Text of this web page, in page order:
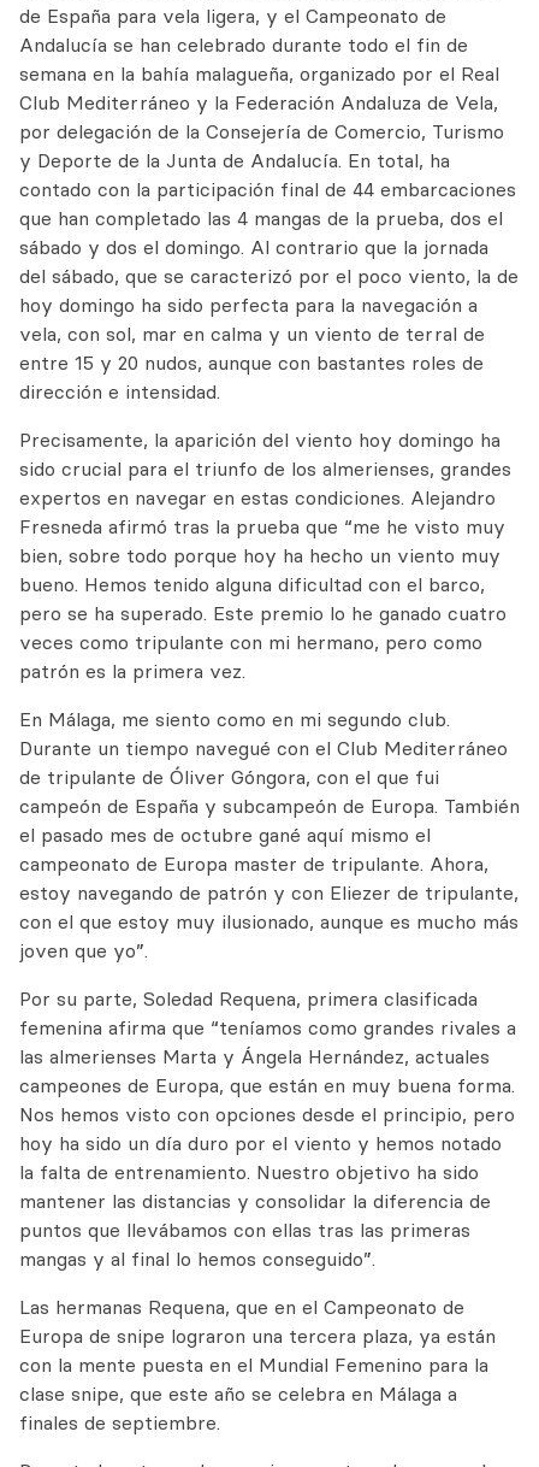
de España para vela ligera, y el Campeonato de
Andalucía se han celebrado durante todo el fin de
semana en la bahía malagueña, organizado por el Real
Club Mediterráneo y la Federación Andaluza de Vela,
por delegación de la Consejería de Comercio, Turismo
y Deporte de la Junta de Andalucía. En total, ha
contado con la participación final de 44 embarcaciones
que han completado las 4 mangas de la prueba, dos el
sábado y dos el domingo. Al contrario que la jornada
del sábado, que se caracterizó por el poco viento, la de
hoy domingo ha sido perfecta para la navegación a
vela, con sol, mar en calma y un viento de terral de
entre 15 y 20 nudos, aunque con bastantes roles de
dirección e intensidad.
Precisamente, la aparición del viento hoy domingo ha
sido crucial para el triunfo de los almerienses, grandes
expertos en navegar en estas condiciones. Alejandro
Fresneda afirmó tras la prueba que “me he visto muy
bien, sobre todo porque hoy ha hecho un viento muy
bueno. Hemos tenido alguna dificultad con el barco,
pero se ha superado. Este premio lo he ganado cuatro
veces como tripulante con mi hermano, pero como
patrón es la primera vez.
En Málaga, me siento como en mi segundo club.
Durante un tiempo navegué con el Club Mediterráneo
de tripulante de Óliver Góngora, con el que fui
campeón de España y subcampeón de Europa. También
el pasado mes de octubre gané aquí mismo el
campeonato de Europa master de tripulante. Ahora,
estoy navegando de patrón y con Eliezer de tripulante,
con el que estoy muy ilusionado, aunque es mucho más
joven que yo”.
Por su parte, Soledad Requena, primera clasificada
femenina afirma que “teníamos como grandes rivales a
las almerienses Marta y Ángela Hernández, actuales
campeones de Europa, que están en muy buena forma.
Nos hemos visto con opciones desde el principio, pero
hoy ha sido un día duro por el viento y hemos notado
la falta de entrenamiento. Nuestro objetivo ha sido
mantener las distancias y consolidar la diferencia de
puntos que llevábamos con ellas tras las primeras
mangas y al final lo hemos conseguido”.
Las hermanas Requena, que en el Campeonato de
Europa de snipe lograron una tercera plaza, ya están
con la mente puesta en el Mundial Femenino para la
clase snipe, que este año se celebra en Málaga a
finales de septiembre.